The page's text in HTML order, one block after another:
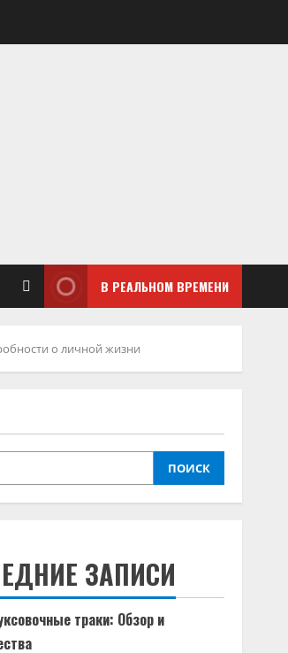
В РЕАЛЬНОМ ВРЕМЕНИ
о личной жизни
ПОИСК
ЗАПИСИ
траки: Обзор и